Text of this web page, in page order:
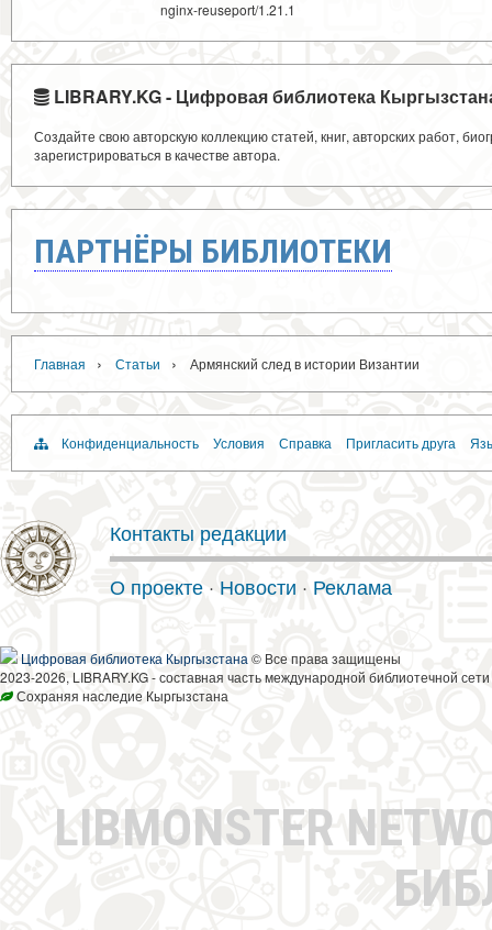
nginx-reuseport/1.21.1
LIBRARY.KG - Цифровая библиотека
Создайте свою авторскую коллекцию статей, книг, авторских работ,
зарегистрироваться в качестве автора.
ПАРТНЁРЫ БИБЛИОТЕКИ
Главная › Статьи › Армянский след в истории Византии
Конфиденциальность Условия Справка Пригласить друга
Контакты редакции
О проекте · Новости · Реклама
Цифровая библиотека Кыргызстана © Все права защищены
2023-2026, LIBRARY.KG - составная часть международной библиотечной
Сохраняя наследие Кыргызстана
LIBMONSTER